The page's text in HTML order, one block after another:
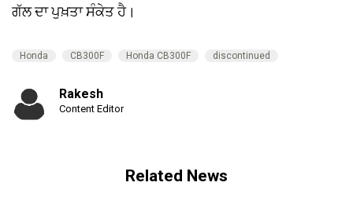
ਗੱਲ ਦਾ ਪੁਖ਼ਤਾ ਸੰਕੇਤ ਹੈ।
Honda CB300F Honda CB300F discontinued
Rakesh
Content Editor
Related News